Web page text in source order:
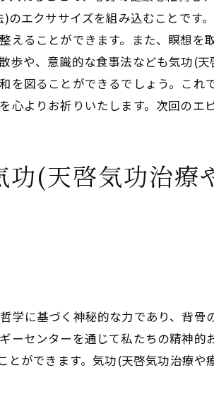
放の成功事例とその効果
治療や療法)で健康と心の調和を実現
気功治療や療法)で心の健康を保つ方
ーの神秘とその恩恵
ーのエネルギーを活かすライフスタ
療法や治療法)の効果を最大化するた
エクササイズを組み込むことです
えることができます。また、瞑想
歩や、意識的な食事法なども気功(
を図ることができるでしょう。こ
よりお祈りいたします。次回のエ
功(天啓気功治
学に基づく神秘的な力であり、背
ーセンターを通じて私たちの精神
ができます。気功(天啓気功治療